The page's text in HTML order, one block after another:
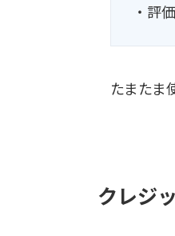
・評
たまたま
クレジ